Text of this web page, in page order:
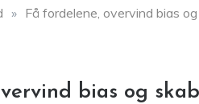
» Få fordelene, overvind bias
bias og